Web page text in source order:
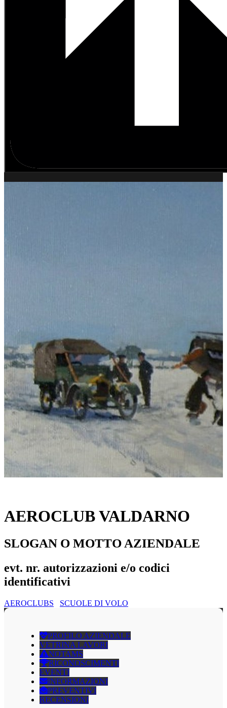
AEROCLUB VALDARNO
SLOGAN O MOTTO AZIENDALE
evt. nr. autorizzazioni e/o codici
identificativi
AEROCLUBS SCUOLE DI VOLO
PROFILO AZIENDALE
VETRINA LAVORI
NOTAMS
RICONOSCIMENTI
EVENTI
INFORMAZIONI
PREVENTIVI
RECENSIONI